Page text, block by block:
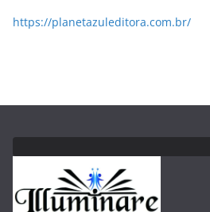
https://planetazuleditora.com.br/